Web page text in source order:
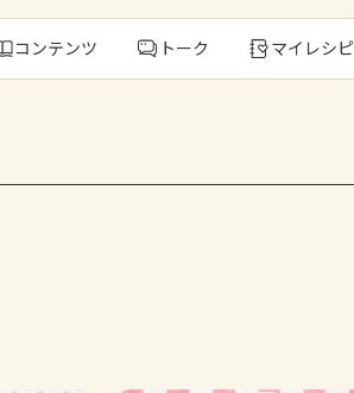
コンテンツ トーク マイレシピ